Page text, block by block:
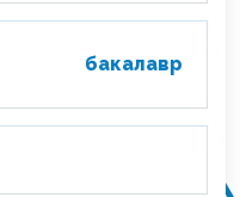
бакалавр